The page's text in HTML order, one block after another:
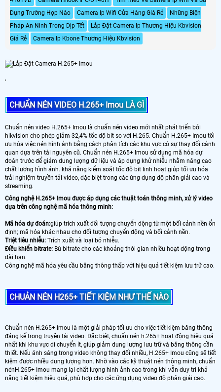
dây phức tạp
Dụng Trường Hợp Nào
Camera Ip Wifi Cửa Hàng Giá Rẻ
Những Biện
Pháp An Ninh Trong Dịp Tết
Lắp Đặt Camera Ip Thương Hiệu Kbvision
Giá Rẻ
Camera Ip Kbone Thương Hiệu Kbvision
'
CHUẨN NÉN VIDEO H.265+ Imou LÀ GÌ
Chuẩn nén video H.265+ Imou là chuẩn nén video mới nhất phát triển bởi
hikvision cho phép giảm 32,4% tốc độ bit so với H.265. Chuẩn H.265+ Imou tối
ưu hóa việc nén hình ảnh bằng cách phân tích các khu vực có sự thay đổi cảnh
quan dựa trên tài nguyên cũ. Chuẩn nén H.265+ Imou sử dụng mã hóa dự
đoán trước để giảm dung lượng dữ liệu và áp dụng khử nhiễu nhằm nâng cao
chất lượng hình ảnh. khả năng kiểm soát tốc độ bit linh hoạt giúp tối ưu hóa
trải nghiệm truyền tải video, đặc biệt trong các ứng dụng độ phân giải cao và
streaming.
Công nghệ H.265+ Imou được áp dụng các thuật toán thông minh, xử lý video
dựa trên công nghệ mã hóa thông minh:
Mã hóa dự đoán:giúp trích xuất đối tượng chuyển động từ một bối cảnh nền ổn
định; mã hóa khác nhau cho đối tượng chuyển động và bối cảnh nền.
Triệt tiêu nhiễu: Trích xuất và loại bỏ nhiễu.
Điều khiển bitrate: Bù bitrate cho các khoảng thời gian nhiều hoạt động trong
dài hạn.
Công nghệ mã hóa yêu cầu băng thông thấp với hiệu quả tiết kiệm lưu trữ cao.
CHUẢN NÉN H265+ TIẾT KIỆM NHƯ THẾ NÀO
Chuẩn nén H.265+ Imou là một giải pháp tối ưu cho việc tiết kiệm băng thông
đáng kể trong truyền tải video. Đặc biệt, chuẩn nén h.265+ hoạt động hiệu quả
nhất khi khu vực di chuyển ít, giúp giảm dung lượng lưu trữ và băng thông cần
thiết. Nếu ánh sáng trong video không thay đổi nhiều, H.265+ Imou cũng sẽ tiết
kiệm được nhiều dung lượng hơn. Nhờ vào các kỹ thuật nén thông minh, chuẩn
nénH.265+ Imou mang lại chất lượng hình ảnh cao trong khi vẫn duy trì khả
năng tiết kiệm hiệu quả, phù hợp cho các ứng dụng video độ phân giải cao.